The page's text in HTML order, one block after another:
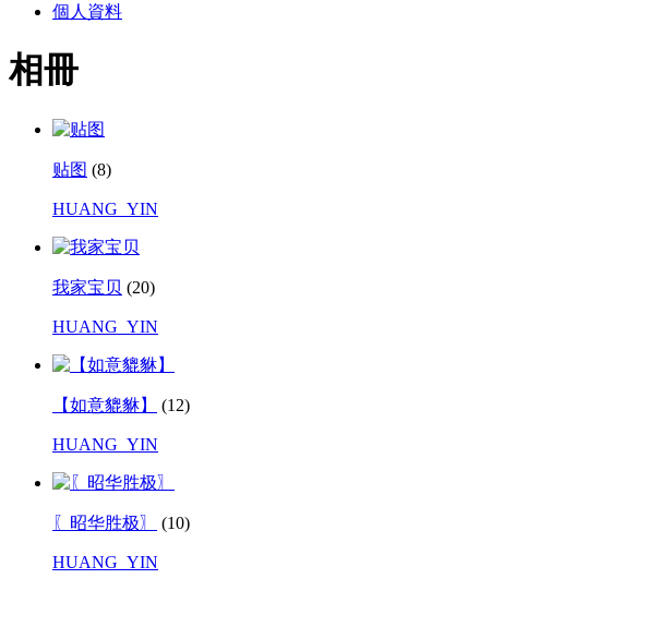
個人資料
相冊
贴图 (8)
HUANG_YIN
我家宝贝 (20)
HUANG_YIN
【如意貔貅】 (12)
HUANG_YIN
〖昭华胜极〗 (10)
HUANG_YIN